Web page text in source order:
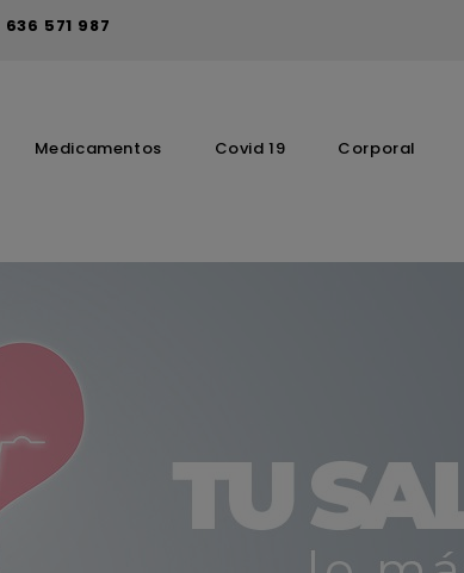
636 571 987
Medicamentos Covid 19 Corporal